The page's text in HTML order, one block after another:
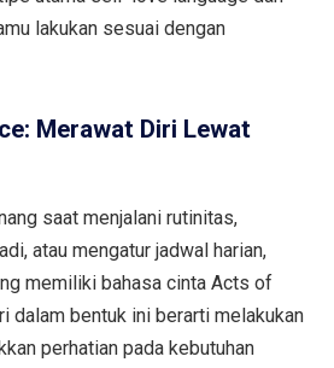
lakukan sesuai dengan
Merawat Diri Lewat
saat menjalani rutinitas,
atau mengatur jadwal harian,
memiliki bahasa cinta Acts of
dalam bentuk ini berarti melakukan
perhatian pada kebutuhan